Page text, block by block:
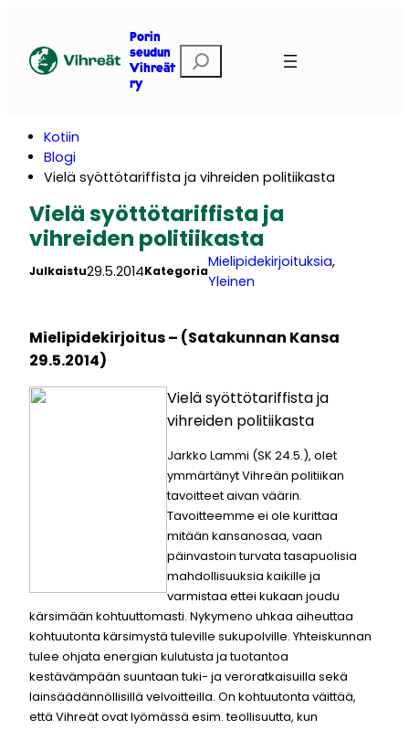
Porin
seudun
Vihreät
ry
t
Kotiin
Blogi
Vielä syöttötariffista ja vihreiden politiikasta
Vielä syöttötariffista ja
vihreiden politiikasta
Julkaistu29.5.2014Kategoria
Mielipidekirjoituksia
Yleinen
Mielipidekirjoitus – (Satakunnan Kansa
29.5.2014)
Vielä syöttötariffista ja
vihreiden politiikasta
Jarkko Lammi (SK 24.5.), olet
ymmärtänyt Vihreän politiikan
tavoitteet aivan väärin.
Tavoitteemme ei ole kurittaa
mitään kansanosaa, vaan
päinvastoin turvata tasapuolisia
mahdollisuuksia kaikille ja
varmistaa ettei kukaan joudu
kärsimään kohtuuttomasti. Nykymeno uhkaa aiheuttaa
kohtuutonta kärsimystä tuleville sukupolville. Yhteiskunnan
tulee ohjata energian kulutusta ja tuotantoa
kestävämpään suuntaan tuki- ja veroratkaisuilla sekä
lainsäädännöllisillä velvoitteilla. On kohtuutonta väittää,
että Vihreät ovat lyömässä esim. teollisuutta, kun